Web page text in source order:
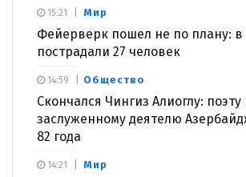
Мир
Фейерверк пошел не по плану:
пострадали 27 человек
15:21
Общество
Скончался Чингиз Алиоглу: поэту
заслуженному деятелю
82 года
14:59
Мир
14:21